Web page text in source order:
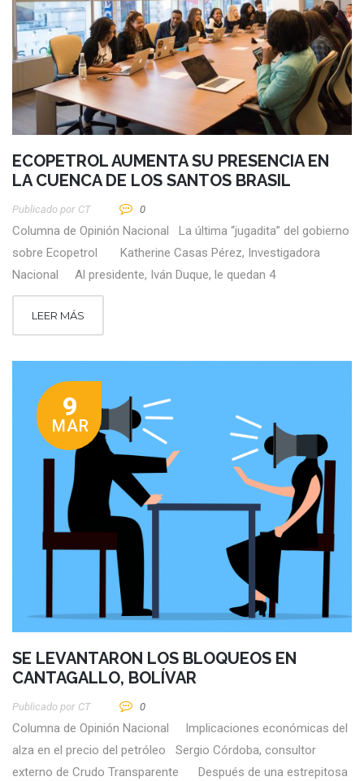
ECOPETROL AUMENTA SU PRESENCIA EN
LA CUENCA DE LOS SANTOS BRASIL
Publicado por CT 0
Columna de Opinión Nacional La última “jugadita” del gobierno
sobre Ecopetrol Katherine Casas Pérez, Investigadora
Nacional Al presidente, Iván Duque, le quedan 4
LEER MÁS
9
MAR
SE LEVANTARON LOS BLOQUEOS EN
CANTAGALLO, BOLÍVAR
Publicado por CT 0
Columna de Opinión Nacional Implicaciones económicas del
alza en el precio del petróleo Sergio Córdoba, consultor
externo de Crudo Transparente Después de una estrepitosa